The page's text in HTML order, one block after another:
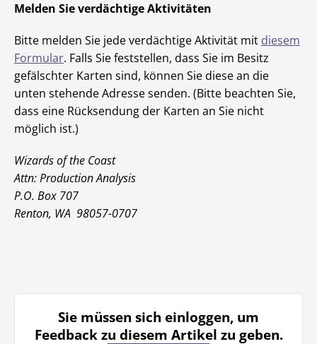
Melden Sie verdächtige Aktivitäten
Bitte melden Sie jede verdächtige Aktivität mit diesem
Formular. Falls Sie feststellen, dass Sie im Besitz
gefälschter Karten sind, können Sie diese an die
unten stehende Adresse senden. (Bitte beachten Sie,
dass eine Rücksendung der Karten an Sie nicht
möglich ist.)
Wizards of the Coast
Attn: Production Analysis
P.O. Box 707
Renton, WA 98057-0707
Sie müssen sich einloggen, um
Feedback zu diesem Artikel zu geben.